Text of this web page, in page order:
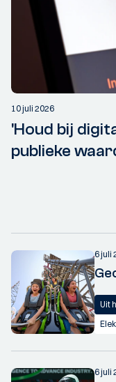
10 juli 2026
'Houd bij
publieke
6 juli
Uit
6 juli